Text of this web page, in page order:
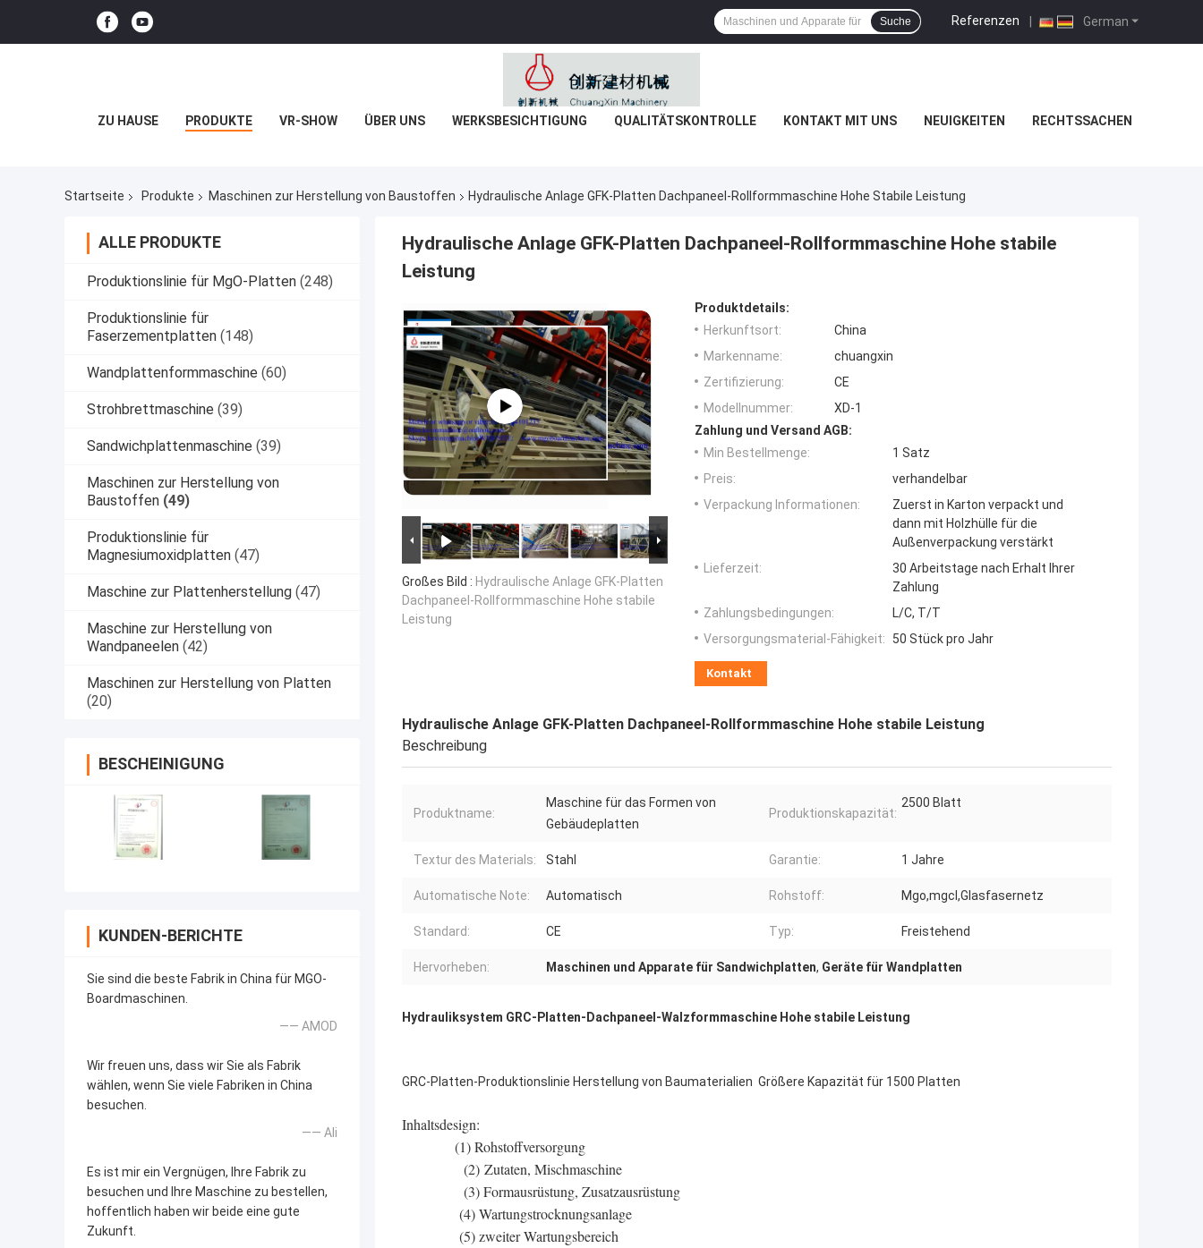
German
Referenzen |
Suche
ZU HAUSE PRODUKTE VR-SHOW ÜBER UNS WERKSBESICHTIGUNG QUALITÄTSKONTROLLE KONTAKT MIT UNS NEUIGKEITEN RECHTSSACHEN
Startseite Produkte Maschinen zur Herstellung von Baustoffen Hydraulische Anlage GFK-Platten Dachpaneel-Rollformmaschine Hohe Stabile Leistung
ALLE PRODUKTE
Produktionslinie für MgO-Platten (248)
Produktionslinie für
Faserzementplatten (148)
Wandplattenformmaschine (60)
Strohbrettmaschine (39)
Sandwichplattenmaschine (39)
Maschinen zur Herstellung von
Baustoffen (49)
Produktionslinie für
Magnesiumoxidplatten (47)
Maschine zur Plattenherstellung (47)
Maschine zur Herstellung von
Wandpaneelen (42)
Maschinen zur Herstellung von Platten
(20)
BESCHEINIGUNG
KUNDEN-BERICHTE
Sie sind die beste Fabrik in China für MGO-
Boardmaschinen.
—— AMOD
Wir freuen uns, dass wir Sie als Fabrik
wählen, wenn Sie viele Fabriken in China
besuchen.
—— Ali
Es ist mir ein Vergnügen, Ihre Fabrik zu
besuchen und Ihre Maschine zu bestellen,
hoffentlich haben wir beide eine gute
Zukunft.
Hydraulische Anlage GFK-Platten Dachpaneel-Rollformmaschine Hohe stabile
Leistung
Großes Bild : Hydraulische Anlage GFK-Platten
Dachpaneel-Rollformmaschine Hohe stabile
Leistung
Produktdetails:
Herkunftsort:
China
Markenname:
chuangxin
Zertifizierung:
CE
Modellnummer:
XD-1
Zahlung und Versand AGB:
Min Bestellmenge:
1 Satz
Preis:
verhandelbar
Verpackung Informationen:
Zuerst in Karton verpackt und
dann mit Holzhülle für die
Außenverpackung verstärkt
Lieferzeit:
30 Arbeitstage nach Erhalt Ihrer
Zahlung
Zahlungsbedingungen:
L/C, T/T
Versorgungsmaterial-Fähigkeit:
50 Stück pro Jahr
Kontakt
Hydraulische Anlage GFK-Platten Dachpaneel-Rollformmaschine Hohe stabile Leistung
Beschreibung
Produktname:
Maschine für das Formen von
Gebäudeplatten
Produktionskapazität:
2500 Blatt
Textur des Materials: Stahl Garantie: 1 Jahre
Automatische Note: Automatisch Rohstoff: Mgo,mgcl,Glasfasernetz
Standard: CE Typ: Freistehend
Hervorheben: Maschinen und Apparate für Sandwichplatten, Geräte für Wandplatten
Hydrauliksystem GRC-Platten-Dachpaneel-Walzformmaschine Hohe stabile Leistung
GRC-Platten-Produktionslinie Herstellung von Baumaterialien Größere Kapazität für 1500 Platten
Inhaltsdesign:
(1) Rohstoffversorgung
(2) Zutaten, Mischmaschine
(3) Formausrüstung, Zusatzausrüstung
(4) Wartungstrocknungsanlage
(5) zweiter Wartungsbereich